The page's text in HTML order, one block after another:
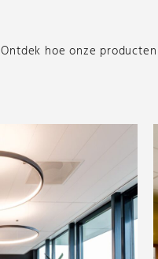
Ontdek hoe onze